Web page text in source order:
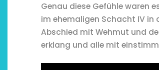
Genau diese Gefühle waren
im ehemaligen Schacht IV in
Abschied mit Wehmut und
erklang und alle mit